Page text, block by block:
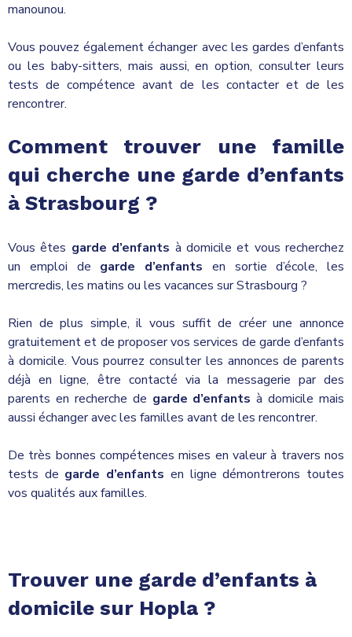
manounou.
Vous pouvez également échanger avec les gardes d’enfants
ou les baby-sitters, mais aussi, en option, consulter leurs
tests de compétence avant de les contacter et de les
rencontrer.
Comment trouver une famille
qui cherche une garde d’enfants
à Strasbourg ?
Vous êtes garde d’enfants à domicile et vous recherchez
un emploi de garde d’enfants en sortie d’école, les
mercredis, les matins ou les vacances sur Strasbourg ?
Rien de plus simple, il vous suffit de créer une annonce
gratuitement et de proposer vos services de garde d’enfants
à domicile. Vous pourrez consulter les annonces de parents
déjà en ligne, être contacté via la messagerie par des
parents en recherche de garde d’enfants à domicile mais
aussi échanger avec les familles avant de les rencontrer.
De très bonnes compétences mises en valeur à travers nos
tests de garde d’enfants en ligne démontrerons toutes
vos qualités aux familles.
Trouver une garde d’enfants à
domicile sur Hopla ?